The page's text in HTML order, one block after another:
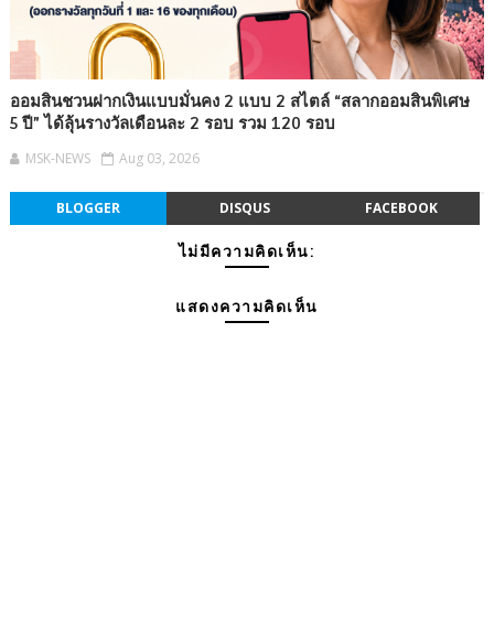
ออมสินชวนฝากเงินแบบมั่นคง 2 แบบ 2 สไตล์ “สลากออมสินพิเศษ
5 ปี” ได้ลุ้นรางวัลเดือนละ 2 รอบ รวม 120 รอบ
MSK-NEWS Aug 03, 2026
BLOGGER DISQUS FACEBOOK
ไม่มีความคิดเห็น:
แสดงความคิดเห็น